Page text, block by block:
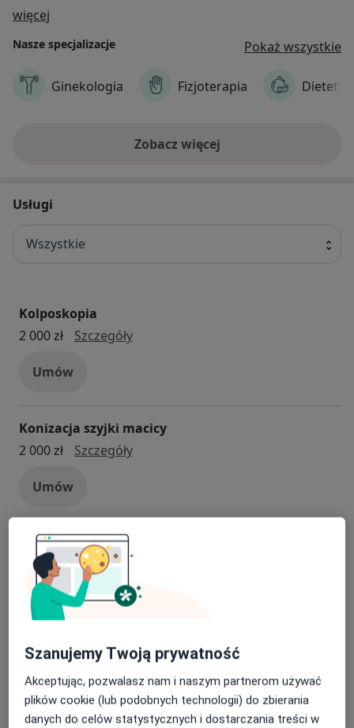
więcej
Nasze specjalizacje Pokaż wszystkie
Ginekologia Fizjoterapia
Zobacz więcej
Usługi
Wszystkie
Kolposkopia
2 000 zł
Szczegółykolposkopia
Umów
Konizacja szyjki macicy
2 000 zł
Szczegółykonizacja szyjki macicy
Umów
Konsultacja dietetyczna
500 zł
Szczegóły
Umów
Konsultacja fizjoterapeutyczna
300 zł - 400 zł
Szczegółykonsultacja fizjoterapeutyczna
Umów
Szanujemy Twoją prywatność
Akceptując, pozwalasz nam i naszym partnerom używać
plików cookie (lub podobnych technologii) do zbierania
danych do celów statystycznych i dostarczania treści w